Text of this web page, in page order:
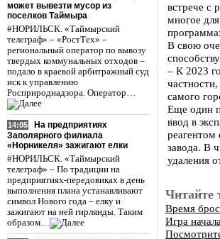
может вывезти мусор из
поселков Таймыра
#НОРИЛЬСК. «Таймырский
телеграф» – «РостТех» –
региональный оператор по вывозу
твердых коммунальных отходов –
подало в краевой арбитражный суд
иск к управлению
Росприроднадзора. Оператор…
14:05
На предприятиях
Заполярного филиала
«Норникеля» зажигают елки
#НОРИЛЬСК. «Таймырский
телеграф» – По традиции на
предприятиях-передовиках в день
выполнения плана устанавливают
символ Нового года – елку и
зажигают на ней гирлянды. Таким
образом…
встрече с
многое
В свою
– К 2023
самого
Еще один
ввод в
реагентом
завода. В
удаления
Читайте
Время
Игра